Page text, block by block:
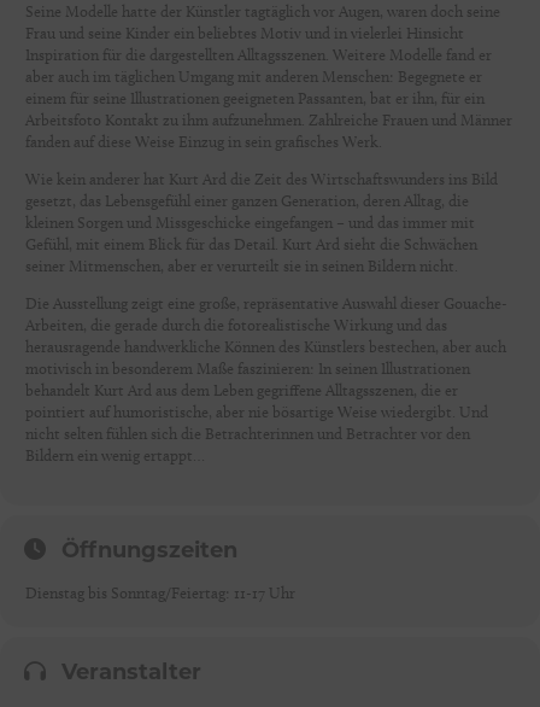
Seine Modelle hatte der Künstler tagtäglich vor Augen, waren doch seine
Frau und seine Kinder ein beliebtes Motiv und in vielerlei Hinsicht
Inspiration für die dargestellten Alltagsszenen. Weitere Modelle fand er
aber auch im täglichen Umgang mit anderen Menschen: Begegnete er
einem für seine Illustrationen geeigneten Passanten, bat er ihn, für ein
Arbeitsfoto Kontakt zu ihm aufzunehmen. Zahlreiche Frauen und Männer
fanden auf diese Weise Einzug in sein grafisches Werk.
Wie kein anderer hat Kurt Ard die Zeit des Wirtschaftswunders ins Bild
gesetzt, das Lebensgefühl einer ganzen Generation, deren Alltag, die
kleinen Sorgen und Missgeschicke eingefangen – und das immer mit
Gefühl, mit einem Blick für das Detail. Kurt Ard sieht die Schwächen
seiner Mitmenschen, aber er verurteilt sie in seinen Bildern nicht.
Die Ausstellung zeigt eine große, repräsentative Auswahl dieser Gouache-
Arbeiten, die gerade durch die fotorealistische Wirkung und das
herausragende handwerkliche Können des Künstlers bestechen, aber auch
motivisch in besonderem Maße faszinieren: In seinen Illustrationen
behandelt Kurt Ard aus dem Leben gegriffene Alltagsszenen, die er
pointiert auf humoristische, aber nie bösartige Weise wiedergibt. Und
nicht selten fühlen sich die Betrachterinnen und Betrachter vor den
Bildern ein wenig ertappt…
Öffnungszeiten
Dienstag bis Sonntag/Feiertag: 11-17 Uhr
Veranstalter